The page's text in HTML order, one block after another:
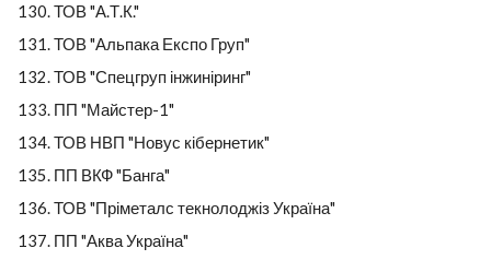
ТОВ "А.Т.К."
ТОВ "Альпака Експо Груп"
ТОВ "Спецгруп інжиніринг"
ПП "Майстер-1"
ТОВ НВП "Новус кібернетик"
ПП ВКФ "Банга"
ТОВ "Пріметалс текнолоджіз Україна"
ПП "Аква Україна"